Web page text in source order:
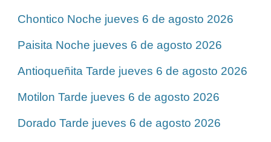
Chontico Noche jueves 6 de agosto 2026
Paisita Noche jueves 6 de agosto 2026
Antioqueñita Tarde jueves 6 de agosto 2026
Motilon Tarde jueves 6 de agosto 2026
Dorado Tarde jueves 6 de agosto 2026